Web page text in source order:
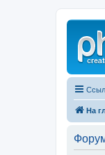
На